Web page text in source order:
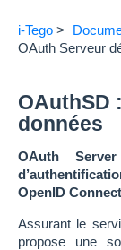
i-Tego >
OAuth Serveur
OAuthSD
données
OAuth
OpenID Connect
Assurant le
propose une